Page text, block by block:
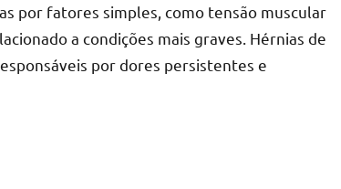
por fatores simples, como tensão muscular
a condições mais graves. Hérnias de
por dores persistentes e